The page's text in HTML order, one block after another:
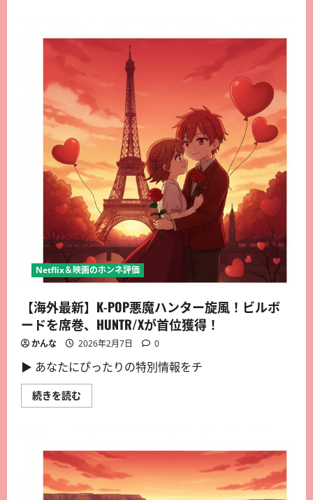
Netflix＆映画のホンネ評価
【海外最新】K-POP悪魔ハンター旋風！ビルボ
ードを席巻、HUNTR/Xが首位獲得！
かんな 2026年2月7日 0
▶︎ あなたにぴったりの特別情報をチ
続きを読む